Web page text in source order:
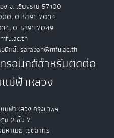
ง จ. เชียงราย 57100
0-5391-7034
0-5391-7049
นิกส์: saraban@mfu.ac.th
รอนิกส์สำหรับติดต่อ
ม่ฟ้าหลวง
ม่ฟ้าหลวง กรุงเทพฯ
มิ 2 ชั้น 7
หาเมฆ เขตสาทร